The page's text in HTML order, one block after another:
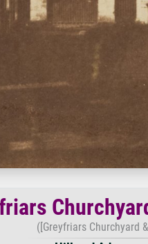
([Greyfriars Churchyard